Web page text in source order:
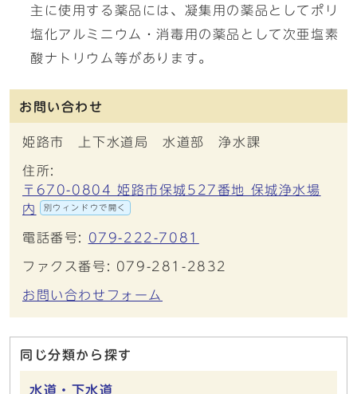
主に使用する薬品には、凝集用の薬品としてポリ
塩化アルミニウム・消毒用の薬品として次亜塩素
酸ナトリウム等があります。
お問い合わせ
姫路市 上下水道局 水道部 浄水課
住所:
〒670-0804 姫路市保城527番地 保城浄水場
内
別ウィンドウで開く
電話番号: 079-222-7081
ファクス番号: 079-281-2832
お問い合わせフォーム
同じ分類から探す
水道・下水道